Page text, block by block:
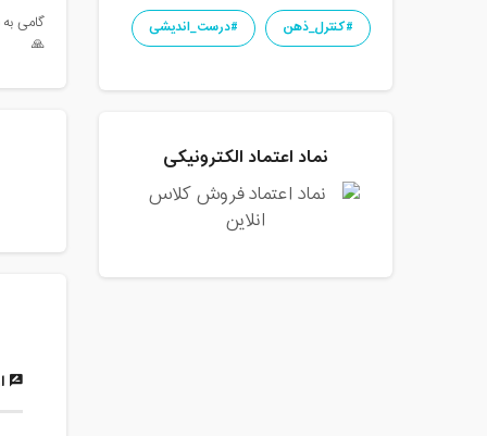
گامی
🙏
#کنترل_ذهن
#درست_اندیشی
نماد اعتماد الکترونیکی